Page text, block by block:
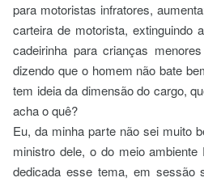
para motoristas infratores,
carteira de motorista, extinguindo
cadeirinha para crianças
dizendo que o homem não bate
tem ideia da dimensão do cargo,
acha o quê?
Eu, da minha parte não sei muito
ministro dele, o do meio
dedicada esse tema, em sessão